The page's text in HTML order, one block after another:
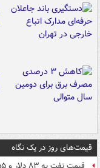
قیمت‌های روز در یک نگاه